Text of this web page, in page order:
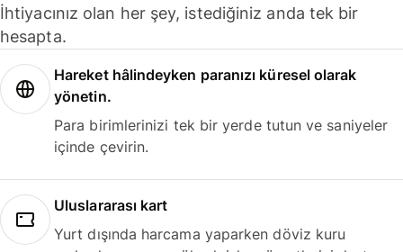
İhtiyacınız olan her şey, istediğiniz anda tek bir
hesapta.
Hareket hâlindeyken paranızı küresel olarak
yönetin.
Para birimlerinizi tek bir yerde tutun ve saniyeler
içinde çevirin.
Uluslararası kart
Yurt dışında harcama yaparken döviz kuru